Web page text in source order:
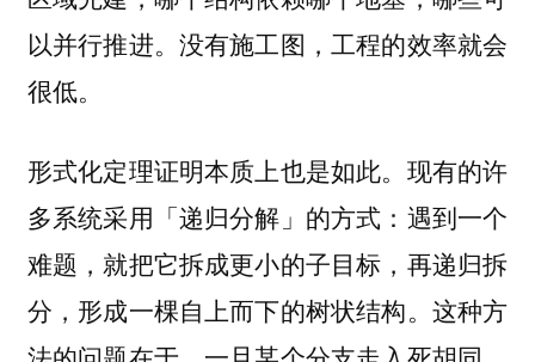
以并行推进。没有施工图，工程的效率就会
很低。
形式化定理证明本质上也是如此。现有的许
多系统采用「递归分解」的方式：遇到一个
难题，就把它拆成更小的子目标，再递归拆
分，形成一棵自上而下的树状结构。这种方